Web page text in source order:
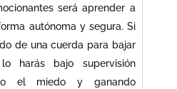
será aprender a
autónoma y segura. Si
de una cuerda para bajar
harás bajo supervisión
el miedo y ganando